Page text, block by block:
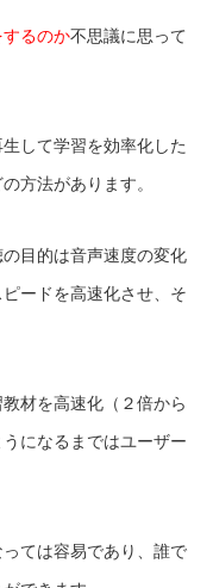
るのか不思議に思って
して学習を効率化した
方法があります。
目的は音声速度の変化
ードを高速化させ、そ
材を高速化（２倍から
になるまではユーザー
ては容易であり、誰で